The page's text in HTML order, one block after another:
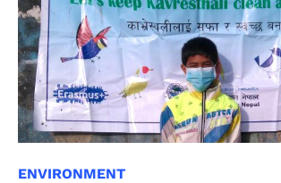
ENVIRONMENT